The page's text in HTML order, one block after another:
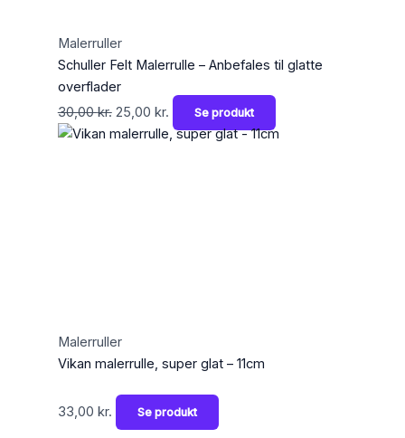
Malerruller
Schuller Felt Malerrulle – Anbefales til glatte
overflader
30,00kr. 25,00 kr. Se produkt
Malerruller
Vikan malerrulle, super glat – 11cm
33,00 kr. Se produkt